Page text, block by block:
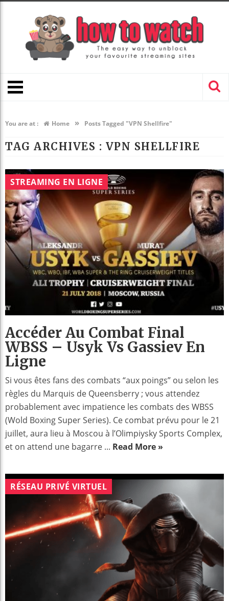
You are at : Home » Posts Tagged "VPN Shellfire"
TAG ARCHIVES : VPN SHELLFIRE
STREAMING EN LIGNE
Accéder Au Combat Final
WBSS – Usyk Vs Gassiev En
Ligne
Si vous êtes fans des combats “aux poings” ou selon les
règles du Marquis de Queensberry ; vous attendez
probablement avec impatience les combats des WBSS
(Wold Boxing Super Series). Ce combat prévu pour le 21
juillet, aura lieu à Moscou à l’Olimpiysky Sports Complex,
et on attend une bagarre ... Read More »
RÉSEAU PRIVÉ VIRTUEL